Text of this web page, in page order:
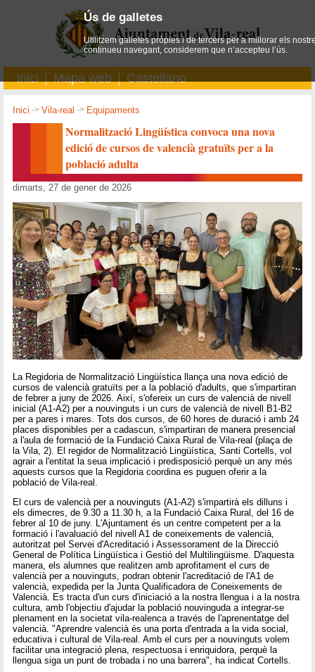
Inici Mapa web Castellano
Inici ->Vila-real -> Equipaments
Normalització Lingüística convoca una nova
edició de cursos de valencià gratuïts per a la
població adulta
dimarts, 27 de gener de 2026
La Regidoria de Normalització Lingüística llança una nova edició de
cursos de valencià gratuïts per a la població d'adults, que s'impartiran
de febrer a juny de 2026. Així, s'ofereix un curs de valencià de nivell
inicial (A1-A2) per a nouvinguts i un curs de valencià de nivell B1-B2
per a pares i mares. Tots dos cursos, de 60 hores de duració i amb 24
places disponibles per a cadascun, s'impartiran de manera presencial
a l'aula de formació de la Fundació Caixa Rural de Vila-real (plaça de
la Vila, 2). El regidor de Normalització Lingüística, Santi Cortells, vol
agrair a l'entitat la seua implicació i predisposició perquè un any més
aquests cursos que la Regidoria coordina es puguen oferir a la
població de Vila-real.
El curs de valencià per a nouvinguts (A1-A2) s'impartirà els dilluns i
els dimecres, de 9.30 a 11.30 h, a la Fundació Caixa Rural, del 16 de
febrer al 10 de juny. L'Ajuntament és un centre competent per a la
formació i l'avaluació del nivell A1 de coneixements de valencià,
autoritzat pel Servei d'Acreditació i Assessorament de la Direcció
General de Política Lingüística i Gestió del Multilingüisme. D'aquesta
manera, els alumnes que realitzen amb aprofitament el curs de
valencià per a nouvinguts, podran obtenir l'acreditació de l'A1 de
valencià, expedida per la Junta Qualificadora de Coneixements de
Valencià. Es tracta d'un curs d'iniciació a la nostra llengua i a la nostra
cultura, amb l'objectiu d'ajudar la població nouvinguda a integrar-se
plenament en la societat vila-realenca a través de l'aprenentatge del
valencià. "Aprendre valencià és una porta d'entrada a la vida social,
educativa i cultural de Vila-real. Amb el curs per a nouvinguts volem
facilitar una integració plena, respectuosa i enriquidora, perquè la
llengua siga un punt de trobada i no una barrera", ha indicat Cortells.
Ús de galletes
Utilitzem galletes pròpies i de tercers per a millorar els
continueu navegant, considerem que n’accepteu l’ús.